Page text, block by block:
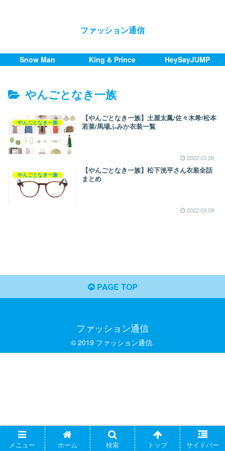
ファッション通信
Snow Man King & Prince HeySayJUMP
やんごとなき一族
やんごとなき一族
【やんごとなき一族】土屋太鳳/佐々木希/松本
若菜/馬場ふみか衣装一覧
2022.03.28
やんごとなき一族
【やんごとなき一族】松下洸平さん衣装全話
まとめ
2022.03.09
PAGE TOP
ファッション通信
© 2019 ファッション通信.
メニュー ホーム 検索 トップ サイドバー